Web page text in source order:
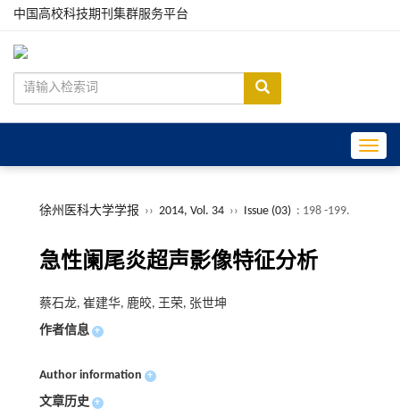
中国高校科技期刊集群服务平台
徐州医科大学学报 ›› 2014, Vol. 34 ›› Issue (03) : 198 -199.
急性阑尾炎超声影像特征分析
蔡石龙, 崔建华, 鹿皎, 王荣, 张世坤
作者信息 +
Author information +
文章历史 +